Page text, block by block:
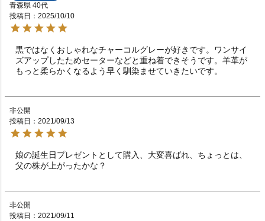
青森県 40代
投稿日
2025/10/10
黒ではなくおしゃれなチャーコルグレーが好きです。ワンサイ
ズアップしたためセーターなどと重ね着できそうです。羊革が
もっと柔らかくなるよう早く馴染ませていきたいです。
非公開
投稿日
2021/09/13
娘の誕生日プレゼントとして購入、大変喜ばれ、ちょっとは、
父の株が上がったかな？
非公開
投稿日
2021/09/11